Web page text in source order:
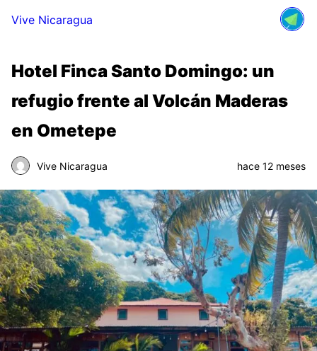
Vive Nicaragua
Hotel Finca Santo Domingo: un
refugio frente al Volcán Maderas
en Ometepe
Vive Nicaragua hace 12 meses